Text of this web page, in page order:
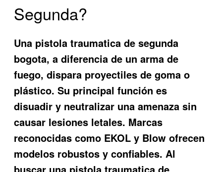
Segunda?
Una pistola traumatica de segunda
bogota, a diferencia de un arma de
fuego, dispara proyectiles de goma o
plástico. Su principal función es
disuadir y neutralizar una amenaza sin
causar lesiones letales. Marcas
reconocidas como EKOL y Blow ofrecen
modelos robustos y confiables. Al
buscar una pistola traumatica de